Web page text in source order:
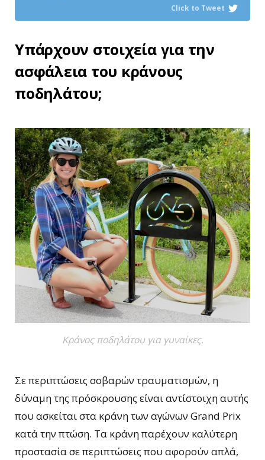
Click to Tweet
Υπάρχουν στοιχεία για την
ασφάλεια του κράνους
ποδηλάτου;
Κράνος ποδηλάτου για γυναίκες.
Σε περιπτώσεις σοβαρών τραυματισμών, η
δύναμη της πρόσκρουσης είναι αντίστοιχη αυτής
που ασκείται στα κράνη των αγώνων Grand Prix
κατά την πτώση. Τα κράνη παρέχουν καλύτερη
προστασία σε περιπτώσεις που αφορούν απλά,